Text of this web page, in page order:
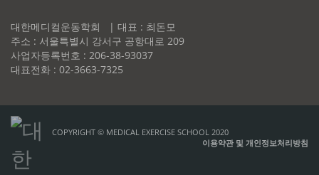
대한메디컬운동학회 | 대표 : 최돈모
주소 : 서울특별시 강서구 공항대로 209
사업자등록번호 : 206-38-93037
대표전화 : 02-3663-7325
COPYRIGHT © MEDICAL EXERCISE SCHOOL 2020
이용약관 및 개인정보처리방침